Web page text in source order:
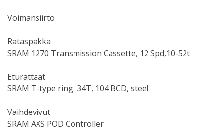
Voimansiirto
Rataspakka
SRAM 1270 Transmission Cassette, 12 Spd,10-52t
Eturattaat
SRAM T-type ring, 34T, 104 BCD, steel
Vaihdevivut
SRAM AXS POD Controller